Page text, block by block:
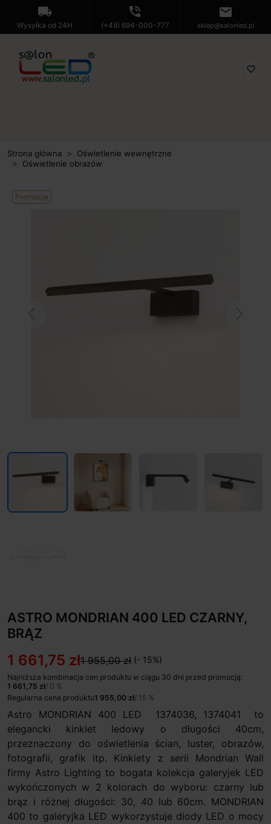
local_shipping
Wysyłka od 24H
phone_in_talk
(+48) 694-000-777
mail
sklep@salonled.pl
favorite_border
Strona główna
Oświetlenie wewnętrzne
Oświetlenie obrazów
Promocja
ASTRO MONDRIAN 400 LED CZARNY,
BRĄZ
1 661,75 zł1 955,00 zł (- 15%)
Najniższa kombinacja cen produktu w ciągu 30 dni przed promocją:
1 661,75 zł/ 0 %
Regularna cena produktu1 955,00 zł/ 15 %
Astro MONDRIAN 400 LED 1374036, 1374041 to
elegancki kinkiet ledowy o długości 40cm,
przeznaczony do oświetlenia ścian, luster, obrazów,
fotografii, grafik itp. Kinkiety z serii Mondrian Wall
firmy Astro Lighting to bogata kolekcja galeryjek LED
wykończonych w 2 kolorach do wyboru: czarny lub
brąz i różnej długości: 30, 40 lub 60cm. MONDRIAN
400 to galeryjka LED wykorzystuje diody LED o mocy